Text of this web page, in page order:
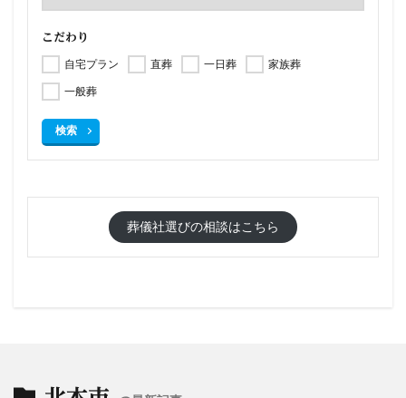
こだわり
自宅プラン 直葬 一日葬
家族葬
一般葬
検索
葬儀社選びの相談はこちら